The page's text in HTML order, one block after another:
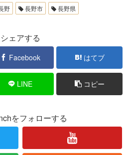
野 長野市 長野県
シェアする
Facebook はてブ
LINE コピー
をフォローする